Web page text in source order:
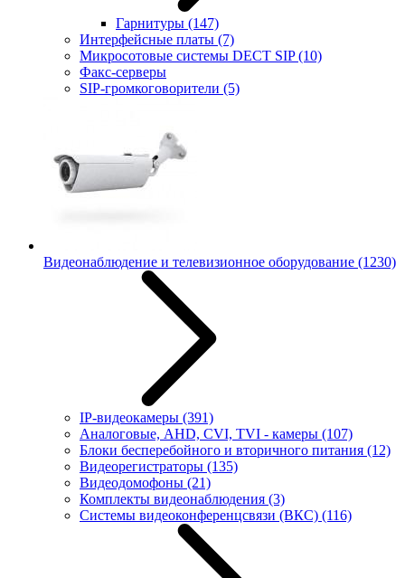
Гарнитуры (147)
Интерфейсные платы (7)
Микросотовые системы DECT SIP(10)
Факс-серверы
SIP-громкоговорители (5)
Видеонаблюдение и телевизионное оборудование (1230)
IP-видеокамеры (391)
Аналоговые, AHD, CVI, TVI - камеры (107)
Блоки бесперебойного и вторичного питания (12)
Видеорегистраторы (135)
Видеодомофоны (21)
Комплекты видеонаблюдения (3)
Системы видеоконференцсвязи (ВКС) (116)